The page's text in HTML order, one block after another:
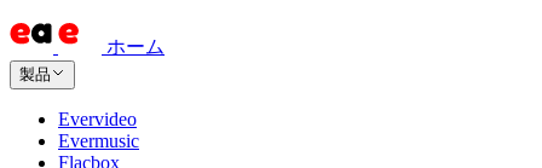
ホーム
製品
Evervideo
Evermusic
Flacbox